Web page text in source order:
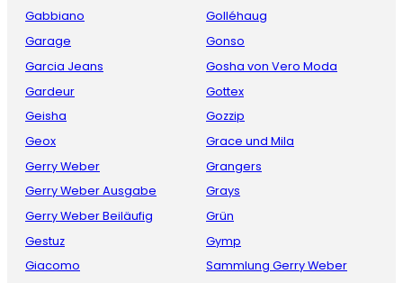
Gabbiano
Garage
Garcia Jeans
Gardeur
Geisha
Geox
Gerry Weber
Gerry Weber Ausgabe
Gerry Weber Beiläufig
Gestuz
Giacomo
Golléhaug
Gonso
Gosha von Vero Moda
Gottex
Gozzip
Grace und Mila
Grangers
Grays
Grün
Gymp
Sammlung Gerry Weber